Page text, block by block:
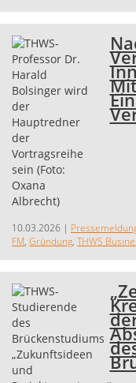
10.03.2026 |
FM, Gründung, THWS